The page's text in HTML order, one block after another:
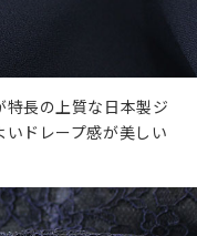
特長の上質な日本製ジ
いドレープ感が美しい